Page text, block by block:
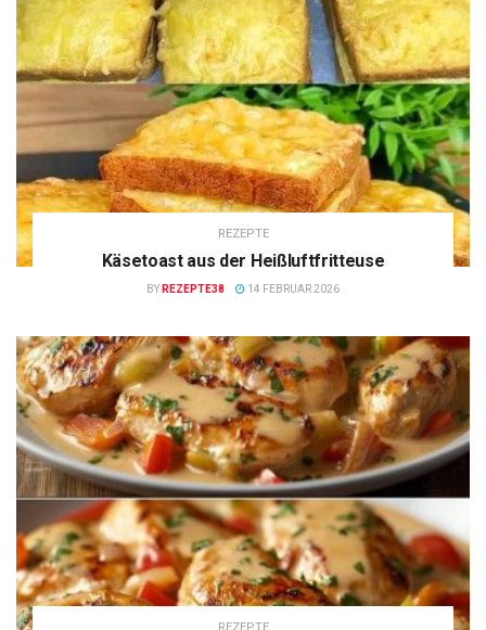
REZEPTE
Käsetoast aus der Heißluftfritteuse
BY REZEPTE38 14 FEBRUAR 2026